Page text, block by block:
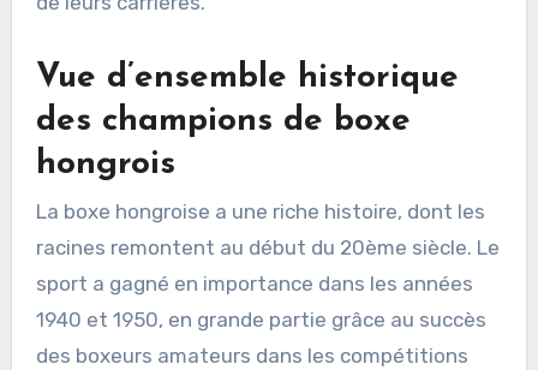
Vue d’ensemble historique
des champions de boxe
hongrois
La boxe hongroise a une riche histoire, dont les
racines remontent au début du 20ème siècle. Le
sport a gagné en importance dans les années
1940 et 1950, en grande partie grâce au succès
des boxeurs amateurs dans les compétitions